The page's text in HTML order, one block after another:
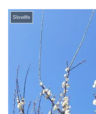
Slowlife